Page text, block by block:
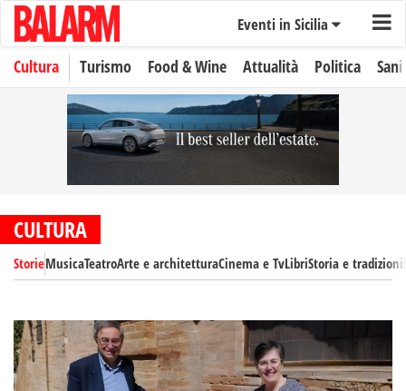
Eventi in Sicilia
Cultura Turismo Food & Wine Attualità Politica
CULTURA
StorieMusicaTeatroArte e architetturaCinema e TvLibriStoria e tradizioni